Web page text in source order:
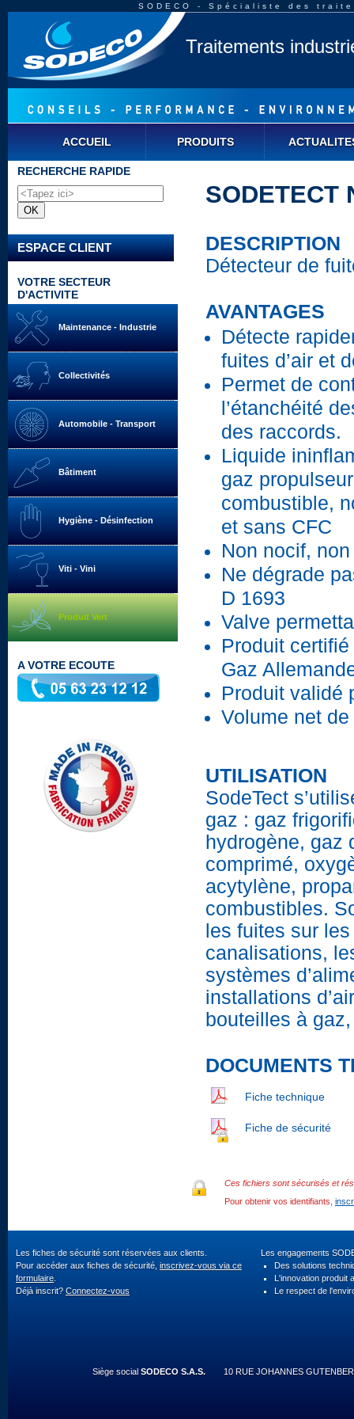
SODECO - Spécialiste des
Traitements
ACCUEIL PRODUITS
RECHERCHE RAPIDE
ESPACE CLIENT
VOTRE SECTEUR
D'ACTIVITE
Maintenance - Industrie
Collectivités
Automobile - Transport
Bâtiment
Hygiène - Désinfection
Viti - Vini
Produit Vert
A VOTRE ECOUTE
SODETECT
DESCRIPTION
Détecteur de
AVANTAGES
Détecte
fuites d’air et
Permet de
l’étanchéité
des raccords.
Liquide
gaz
combustible,
et sans CFC
Non nocif,
Ne dégrade
D 1693
Valve
Produit
Gaz
Produit validé
Volume net
UTILISATION
SodeTect
gaz : gaz
hydrogène, gaz
comprimé,
acytylène,
combustibles.
les fuites sur
canalisations,
systèmes
installations
bouteilles à
DOCUMENTS
Fiche technique
Fiche de sécurité
Ces fichiers sont sécurisés et
Pour obtenir vos identifiants,
Les fiches de sécurité sont réservées aux clients.
Pour accéder aux fiches de sécurité, inscrivez-vous via ce
formulaire
Déjà inscrit? Connectez-vous
Les engagements
Des solutions
L'innovation produit
Le respect de
Siège social SODECO S.A.S. 10 RUE JOHANNES